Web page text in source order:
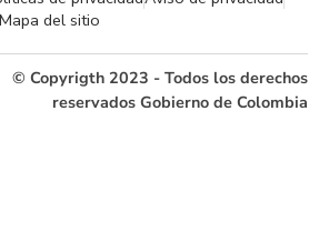
Mapa del sitio
© Copyrigth 2023 - Todos los derechos
reservados Gobierno de Colombia